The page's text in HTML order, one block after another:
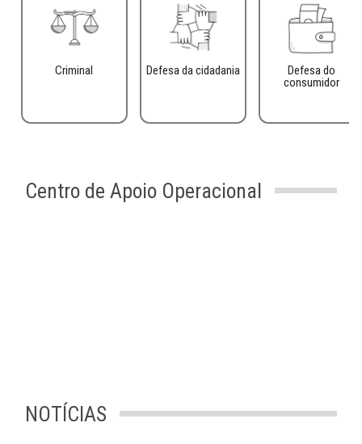
Criminal Defesa da cidadania
Defesa do
consumidor
Centro de Apoio Operacional
NOTÍCIAS